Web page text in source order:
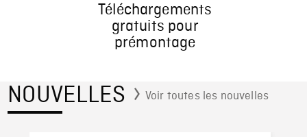
Téléchargements
gratuits pour
prémontage
NOUVELLES Voir toutes les nouvelles